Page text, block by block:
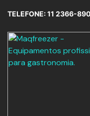
TELEFONE: 11 2366-